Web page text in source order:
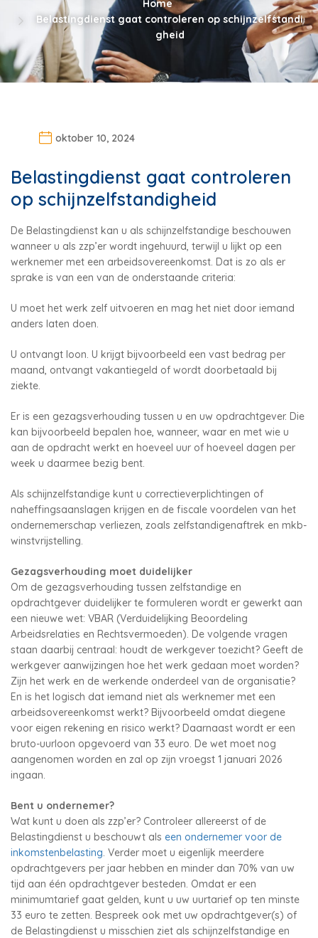
Home
Belastingdienst gaat controleren op schijnzelfstandi
gheid
oktober 10, 2024
Belastingdienst gaat controleren
op schijnzelfstandigheid
De Belastingdienst kan u als schijnzelfstandige beschouwen
wanneer u als zzp’er wordt ingehuurd, terwijl u lijkt op een
werknemer met een arbeidsovereenkomst. Dat is zo als er
sprake is van een van de onderstaande criteria:
U moet het werk zelf uitvoeren en mag het niet door iemand
anders laten doen.
U ontvangt loon. U krijgt bijvoorbeeld een vast bedrag per
maand, ontvangt vakantiegeld of wordt doorbetaald bij
ziekte.
Er is een gezagsverhouding tussen u en uw opdrachtgever. Die
kan bijvoorbeeld bepalen hoe, wanneer, waar en met wie u
aan de opdracht werkt en hoeveel uur of hoeveel dagen per
week u daarmee bezig bent.
Als schijnzelfstandige kunt u correctieverplichtingen of
naheffingsaanslagen krijgen en de fiscale voordelen van het
ondernemerschap verliezen, zoals zelfstandigenaftrek en mkb-
winstvrijstelling.
Gezagsverhouding moet duidelijker
Om de gezagsverhouding tussen zelfstandige en
opdrachtgever duidelijker te formuleren wordt er gewerkt aan
een nieuwe wet: VBAR (Verduidelijking Beoordeling
Arbeidsrelaties en Rechtsvermoeden). De volgende vragen
staan daarbij centraal: houdt de werkgever toezicht? Geeft de
werkgever aanwijzingen hoe het werk gedaan moet worden?
Zijn het werk en de werkende onderdeel van de organisatie?
En is het logisch dat iemand niet als werknemer met een
arbeidsovereenkomst werkt? Bijvoorbeeld omdat diegene
voor eigen rekening en risico werkt? Daarnaast wordt er een
bruto-uurloon opgevoerd van 33 euro. De wet moet nog
aangenomen worden en zal op zijn vroegst 1 januari 2026
ingaan.
Bent u ondernemer?
Wat kunt u doen als zzp’er? Controleer allereerst of de
Belastingdienst u beschouwt als een ondernemer voor de
inkomstenbelasting. Verder moet u eigenlijk meerdere
opdrachtgevers per jaar hebben en minder dan 70% van uw
tijd aan één opdrachtgever besteden. Omdat er een
minimumtarief gaat gelden, kunt u uw uurtarief op ten minste
33 euro te zetten. Bespreek ook met uw opdrachtgever(s) of
de Belastingdienst u misschien ziet als schijnzelfstandige en